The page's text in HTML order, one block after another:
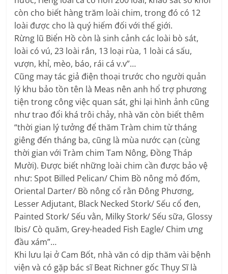
còn cho biết hàng trăm loài chim, trong đó có 12
loài được cho là quý hiếm đối với thế giới.
Rừng lũ Biển Hồ còn là sinh cảnh các loài bò sát,
loài có vú, 23 loài rắn, 13 loại rùa, 1 loài cá sấu,
vượn, khỉ, mèo, báo, rái cá v.v”…
Cũng may tác giả điện thoại trước cho người quản
lý khu bảo tồn tên là Meas nên anh hổ trợ phương
tiện trong công việc quan sát, ghi lại hình ảnh cũng
như trao đổi khá trôi chảy, nhà văn còn biết thêm
“thời gian lý tưởng để thăm Tràm chim từ tháng
giêng đến tháng ba, cũng là mùa nước cạn (cùng
thời gian với Tràm chim Tam Nông, Đồng Tháp
Mười). Được biết những loài chim cần được bảo vệ
như: Spot Billed Pelican/ Chim Bồ nông mỏ đốm,
Oriental Darter/ Bồ nông cổ rằn Đông Phương,
Lesser Adjutant, Black Necked Stork/ Sếu cổ đen,
Painted Stork/ Sếu vằn, Milky Stork/ Sếu sữa, Glossy
Ibis/ Cò quăm, Grey-headed Fish Eagle/ Chim ưng
đầu xám”…
Khi lưu lại ở Cam Bốt, nhà văn có dịp thăm vài bệnh
viện và có gặp bác sĩ Beat Richner gốc Thụy Sĩ là